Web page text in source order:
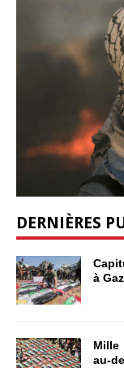
DERNIÈRES
à
Mille
au-